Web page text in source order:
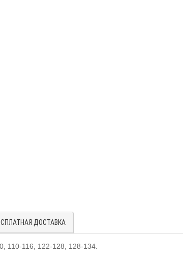
ДОСТАВКА
110-116, 122-128, 128-134.